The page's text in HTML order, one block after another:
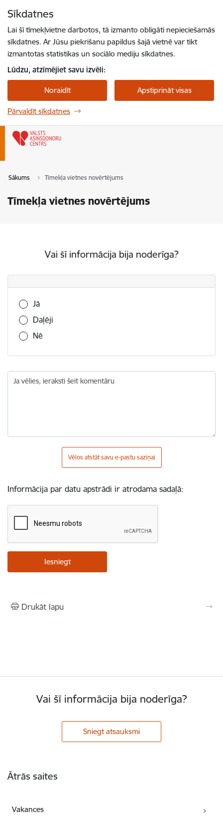
Sīkdatnes
Lai šī tīmekļvietne darbotos, tā izmanto obligāti nepieciešamās
sīkdatnes. Ar Jūsu piekrišanu papildus šajā vietnē var tikt
izmantotas statistikas un sociālo mediju sīkdatnes.
Lūdzu, atzīmējiet savu izvēli:
Noraidīt Apstiprināt visas
Pārvaldīt sīkdatnes
Sākums Tīmekļa vietnes novērtējums
Tīmekļa vietnes novērtējums
Vai šī informācija bija noderīga?
Vai šī informācija bija noderīga?
Jā
Daļēji
Nē
Ja vēlies, ieraksti šeit komentāru
Vēlos atstāt savu e-pastu saziņai
Informācija par datu apstrādi ir atrodama sadaļā:
Drukāt lapu
Vai šī informācija bija noderīga?
Sniegt atsauksmi
Ātrās saites
Vakances